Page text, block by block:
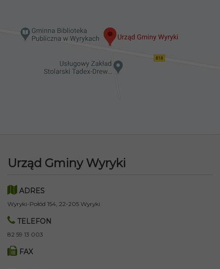
Urząd Gminy Wyryki
ADRES
Wyryki-Połód 154, 22-205 Wyryki
TELEFON
82 59 13 003
FAX